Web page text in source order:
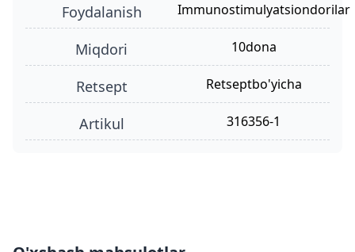
foydalanish Immunostimulyatsiondorilar
miqdori 10dona
retsept retseptbo'yicha
Artikul 316356-1